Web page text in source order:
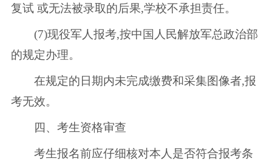
复试 或无法被录取的后果,学校不承担责任。
(7)现役军人报考,按中国人民解放军总政治部
的规定办理。
在规定的日期内未完成缴费和采集图像者,报
考无效。
四、考生资格审查
考生报名前应仔细核对本人是否符合报考条